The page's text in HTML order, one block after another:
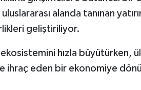
alanda tanınan
geliştiriliyor.
hızla büyütürken,
ihraç eden bir ekonomiye